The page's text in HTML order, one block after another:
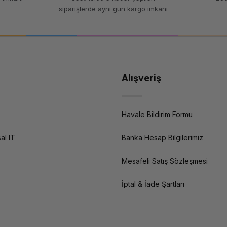
siparişlerde aynı gün kargo imkanı
IT
Alışveriş
Havale Bildirim Formu
Banka Hesap Bilgilerimiz
Mesafeli Satış Sözleşmesi
İptal & İade Şartları